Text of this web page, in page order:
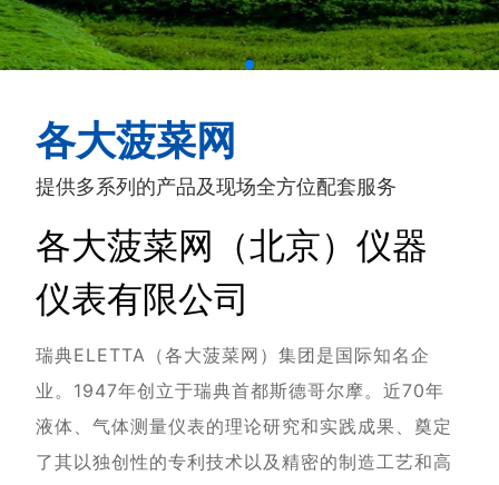
各大菠菜网
提供多系列的产品及现场全方位配套服务
各大菠菜网（北京）仪器
仪表有限公司
瑞典ELETTA（各大菠菜网）集团是国际知名企
业。1947年创立于瑞典首都斯德哥尔摩。近70年
液体、气体测量仪表的理论研究和实践成果、奠定
了其以独创性的专利技术以及精密的制造工艺和高